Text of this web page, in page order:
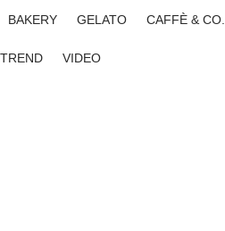
BAKERY GELATO CAFFÈ & CO.
TREND VIDEO